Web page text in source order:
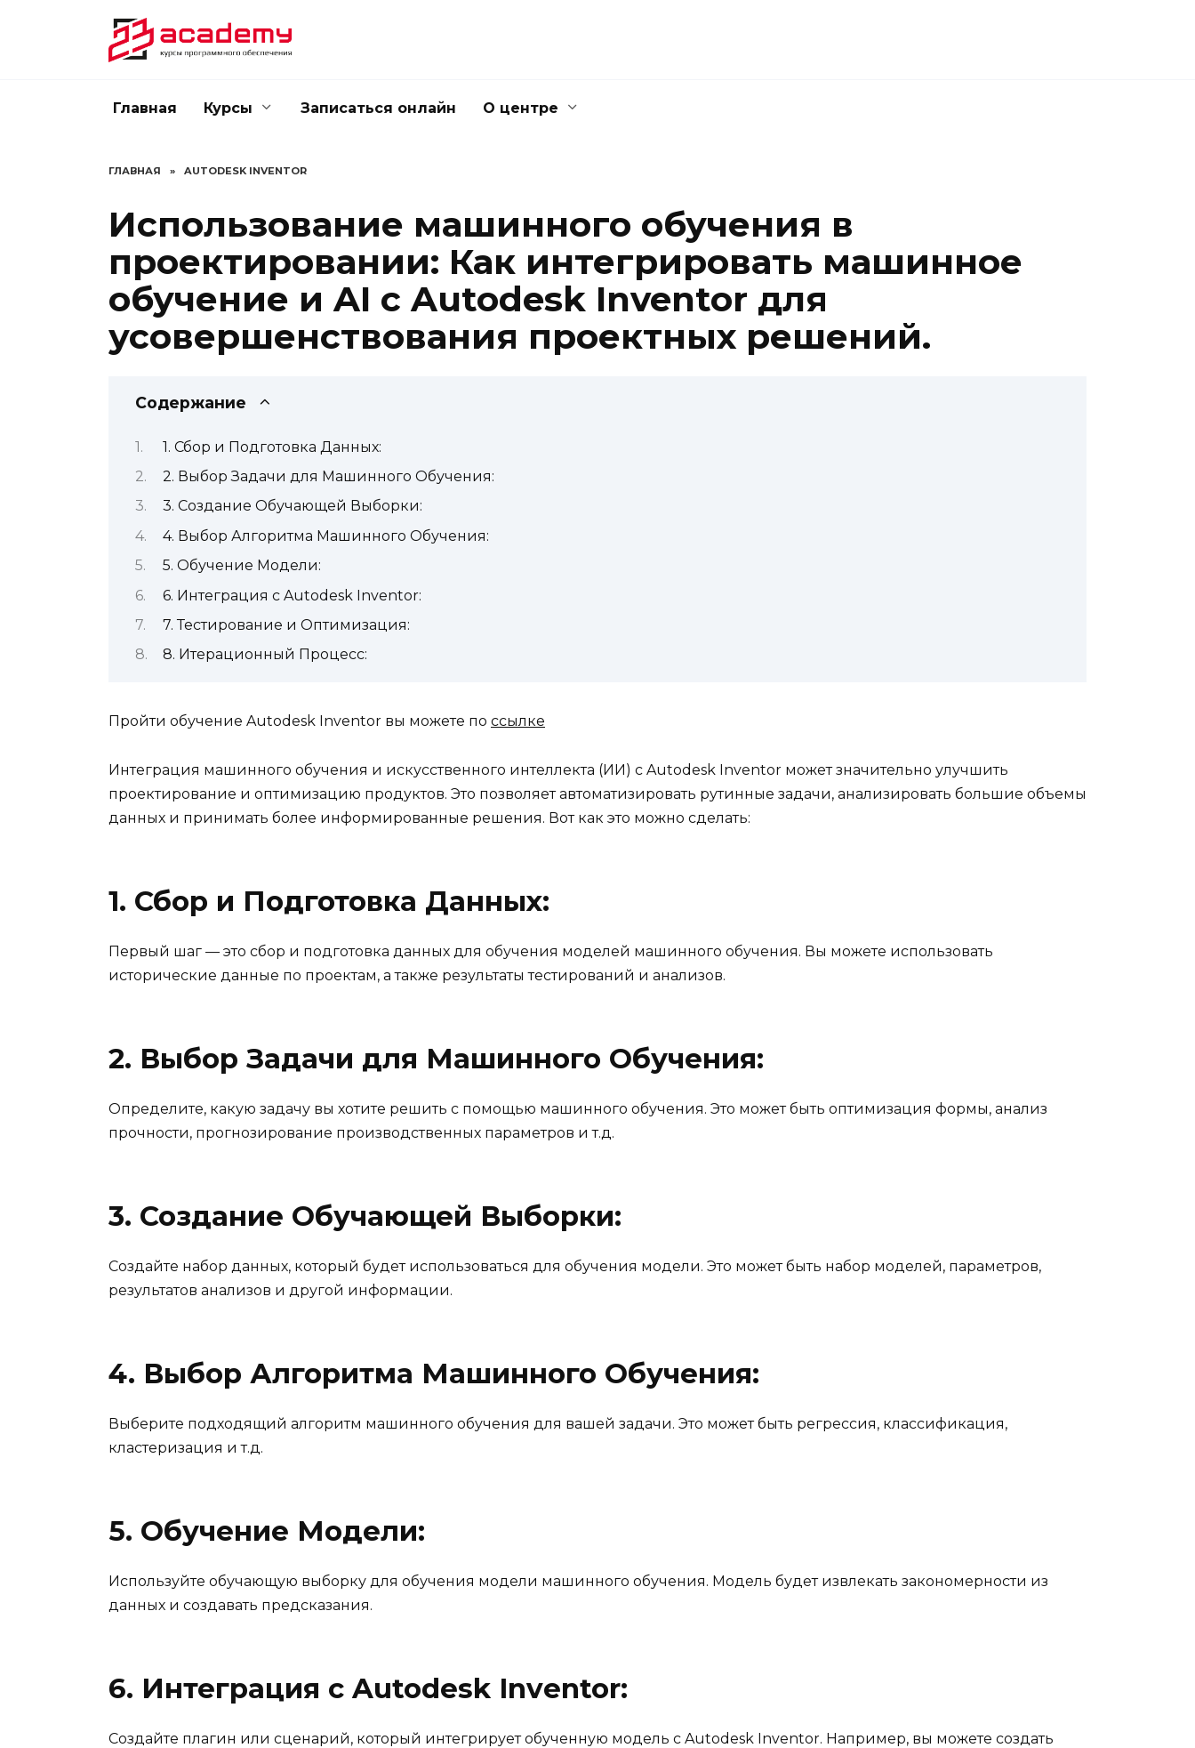
Главная Курсы Записаться онлайн О центре
ГЛАВНАЯ » AUTODESK INVENTOR
Использование машинного обучения в
проектировании: Как интегрировать машинное
обучение и AI с Autodesk Inventor для
усовершенствования проектных решений.
Содержание
1. Сбор и Подготовка Данных:
2. Выбор Задачи для Машинного Обучения:
3. Создание Обучающей Выборки:
4. Выбор Алгоритма Машинного Обучения:
5. Обучение Модели:
6. Интеграция с Autodesk Inventor:
7. Тестирование и Оптимизация:
8. Итерационный Процесс:
Пройти обучение Autodesk Inventor вы можете по ссылке
Интеграция машинного обучения и искусственного интеллекта (ИИ) с Autodesk Inventor может значительно улучшить
проектирование и оптимизацию продуктов. Это позволяет автоматизировать рутинные задачи, анализировать большие объемы
данных и принимать более информированные решения. Вот как это можно сделать:
1. Сбор и Подготовка Данных:
Первый шаг — это сбор и подготовка данных для обучения моделей машинного обучения. Вы можете использовать
исторические данные по проектам, а также результаты тестирований и анализов.
2. Выбор Задачи для Машинного Обучения:
Определите, какую задачу вы хотите решить с помощью машинного обучения. Это может быть оптимизация формы, анализ
прочности, прогнозирование производственных параметров и т.д.
3. Создание Обучающей Выборки:
Создайте набор данных, который будет использоваться для обучения модели. Это может быть набор моделей, параметров,
результатов анализов и другой информации.
4. Выбор Алгоритма Машинного Обучения:
Выберите подходящий алгоритм машинного обучения для вашей задачи. Это может быть регрессия, классификация,
кластеризация и т.д.
5. Обучение Модели:
Используйте обучающую выборку для обучения модели машинного обучения. Модель будет извлекать закономерности из
данных и создавать предсказания.
6. Интеграция с Autodesk Inventor:
Создайте плагин или сценарий, который интегрирует обученную модель с Autodesk Inventor. Например, вы можете создать